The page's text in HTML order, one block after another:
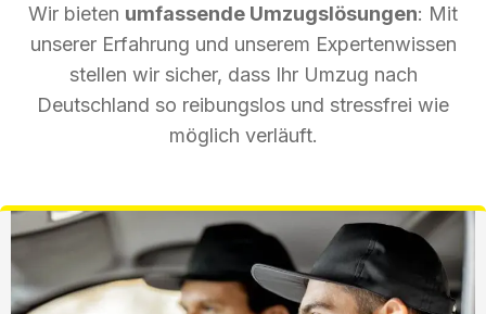
Wir bieten umfassende Umzugslösungen: Mit
unserer Erfahrung und unserem Expertenwissen
stellen wir sicher, dass Ihr Umzug nach
Deutschland so reibungslos und stressfrei wie
möglich verläuft.